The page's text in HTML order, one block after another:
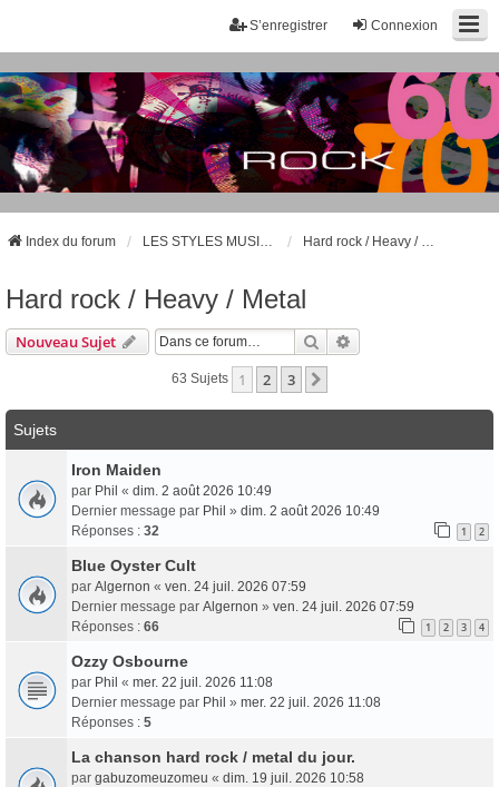
Connexion
S’enregistrer
Index du forum
Hard rock / Heavy / Metal
Nouveau Sujet Rechercher
63 Sujets 1 2 3
Sujets
Iron Maiden
par Phil « dim. 2 août 2026 10:49
Dernier message par Phil » dim. 2 août 2026 10:49
Réponses : 32 1 2
Blue Oyster Cult
par Algernon « ven. 24 juil. 2026 07:59
Dernier message par Algernon » ven. 24 juil. 2026 07:59
Réponses : 66 1 2 3 4
Ozzy Osbourne
par Phil « mer. 22 juil. 2026 11:08
Dernier message par Phil » mer. 22 juil. 2026 11:08
Réponses : 5
La chanson hard rock / metal du jour.
par gabuzomeuzomeu « dim. 19 juil. 2026 10:58